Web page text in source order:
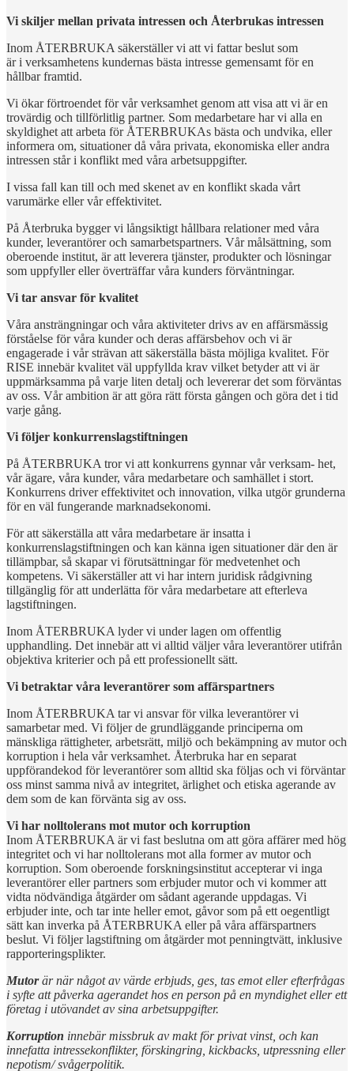
Vi skiljer mellan privata intressen och Återbrukas intressen
Inom ÅTERBRUKA säkerställer vi att vi fattar beslut som
är i verksamhetens kundernas bästa intresse gemensamt för en
hållbar framtid.
Vi ökar förtroendet för vår verksamhet genom att visa att vi är en
trovärdig och tillförlitlig partner. Som medarbetare har vi alla en
skyldighet att arbeta för ÅTERBRUKAs bästa och undvika, eller
informera om, situationer då våra privata, ekonomiska eller andra
intressen står i konflikt med våra arbetsuppgifter.
I vissa fall kan till och med skenet av en konflikt skada vårt
varumärke eller vår effektivitet.
På Återbruka bygger vi långsiktigt hållbara relationer med våra
kunder, leverantörer och samarbetspartners. Vår målsättning, som
oberoende institut, är att leverera tjänster, produkter och lösningar
som uppfyller eller överträffar våra kunders förväntningar.
Vi tar ansvar för kvalitet
Våra ansträngningar och våra aktiviteter drivs av en affärsmässig
förståelse för våra kunder och deras affärsbehov och vi är
engagerade i vår strävan att säkerställa bästa möjliga kvalitet. För
RISE innebär kvalitet väl uppfyllda krav vilket betyder att vi är
uppmärksamma på varje liten detalj och levererar det som förväntas
av oss. Vår ambition är att göra rätt första gången och göra det i tid
varje gång.
Vi följer konkurrenslagstiftningen
På ÅTERBRUKA tror vi att konkurrens gynnar vår verksam- het,
vår ägare, våra kunder, våra medarbetare och samhället i stort.
Konkurrens driver effektivitet och innovation, vilka utgör grunderna
för en väl fungerande marknadsekonomi.
För att säkerställa att våra medarbetare är insatta i
konkurrenslagstiftningen och kan känna igen situationer där den är
tillämpbar, så skapar vi förutsättningar för medvetenhet och
kompetens. Vi säkerställer att vi har intern juridisk rådgivning
tillgänglig för att underlätta för våra medarbetare att efterleva
lagstiftningen.
Inom ÅTERBRUKA lyder vi under lagen om offentlig
upphandling. Det innebär att vi alltid väljer våra leverantörer utifrån
objektiva kriterier och på ett professionellt sätt.
Vi betraktar våra leverantörer som affärspartners
Inom ÅTERBRUKA tar vi ansvar för vilka leverantörer vi
samarbetar med. Vi följer de grundläggande principerna om
mänskliga rättigheter, arbetsrätt, miljö och bekämpning av mutor och
korruption i hela vår verksamhet. Återbruka har en separat
uppförandekod för leverantörer som alltid ska följas och vi förväntar
oss minst samma nivå av integritet, ärlighet och etiska agerande av
dem som de kan förvänta sig av oss.
Vi har nolltolerans mot mutor och korruption
Inom ÅTERBRUKA är vi fast beslutna om att göra affärer med hög
integritet och vi har nolltolerans mot alla former av mutor och
korruption. Som oberoende forskningsinstitut accepterar vi inga
leverantörer eller partners som erbjuder mutor och vi kommer att
vidta nödvändiga åtgärder om sådant agerande uppdagas. Vi
erbjuder inte, och tar inte heller emot, gåvor som på ett oegentligt
sätt kan inverka på ÅTERBRUKA eller på våra affärspartners
beslut. Vi följer lagstiftning om åtgärder mot penningtvätt, inklusive
rapporteringsplikter.
Mutorär när något av värde erbjuds, ges, tas emot eller efterfrågas
i syfte att påverka agerandet hos en person på en myndighet eller ett
företag i utövandet av sina arbetsuppgifter.
Korruption innebär missbruk av makt för privat vinst, och kan
innefatta intressekonflikter, förskingring, kickbacks, utpressning eller
nepotism/ svågerpolitik.